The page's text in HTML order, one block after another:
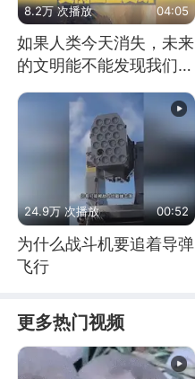
8.2万 次播放 04:05
如果人类今天消失，未来
的文明能不能发现我们存
24.9万 次播放 00:52
为什么战斗机要追着导弹
飞行
更多热门视频